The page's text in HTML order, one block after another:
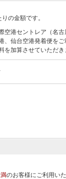
の金額です。
空港セントレア（名
、仙台空港発着便を
加算させていただき
のお客様にご利用いた